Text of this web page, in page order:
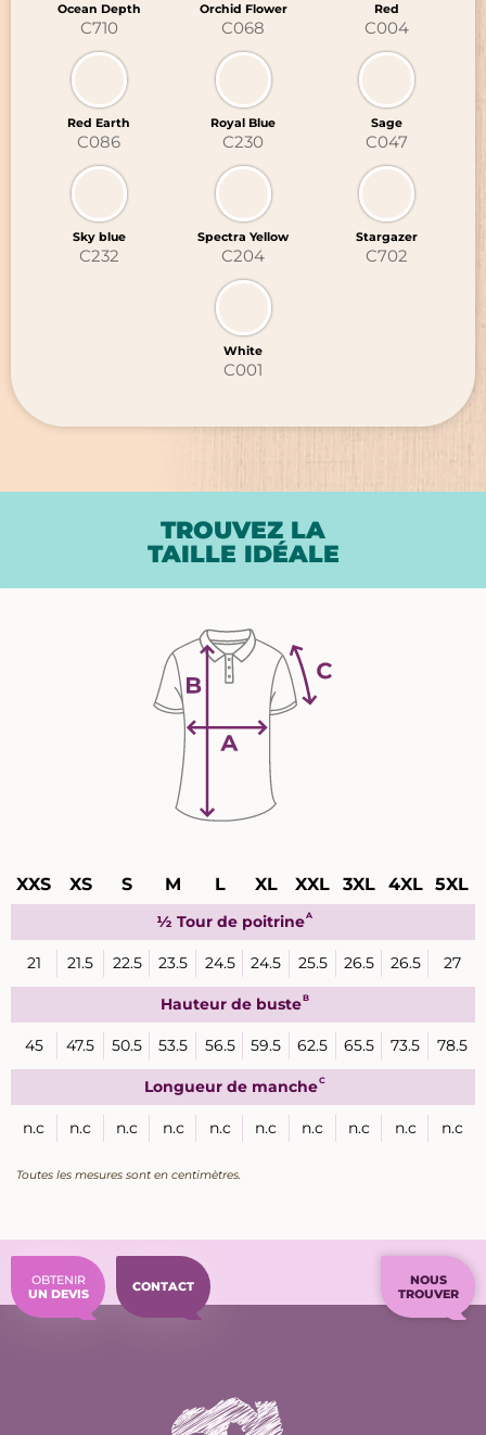
Ocean Depth
C710
Orchid Flower
C068
Red
C004
Red Earth
C086
Royal Blue
C230
Sage
C047
Sky blue
C232
Spectra Yellow
C204
Stargazer
C702
White
C001
TROUVEZ LA
TAILLE IDÉALE
Guide
des
XXS XS S M L XL XXL 3XL 4XL 5XL
½ Tour de poitrineA
21 21.5 22.5 23.5 24.5 24.5 25.5 26.5 26.5 27
Hauteur de busteB
45 47.5 50.5 53.5 56.5 59.5 62.5 65.5 73.5 78.5
Longueur de mancheC
n.c n.c n.c n.c n.c n.c n.c n.c n.c n.c
Toutes les mesures sont en centimètres.
OBTENIR
UN DEVIS
CONTACT
NOUS
TROUVER